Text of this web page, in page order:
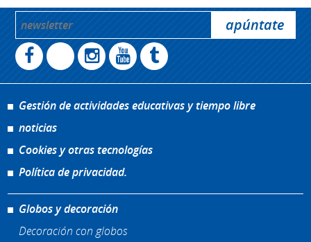
Gestión de actividades educativas y tiempo libre
noticias
Cookies y otras tecnologías
Política de privacidad.
Globos y decoración
Decoración con globos